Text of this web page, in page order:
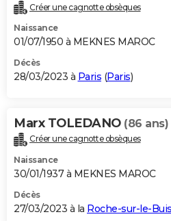
Créer une cagnotte obsèques
Naissance
01/07/1950 à MEKNES MAROC
Décès
28/03/2023 à Paris (Paris)
Marx TOLEDANO (86 ans)
Créer une cagnotte obsèques
Naissance
30/01/1937 à MEKNES MAROC
Décès
27/03/2023 à la Roche-sur-le-Buis